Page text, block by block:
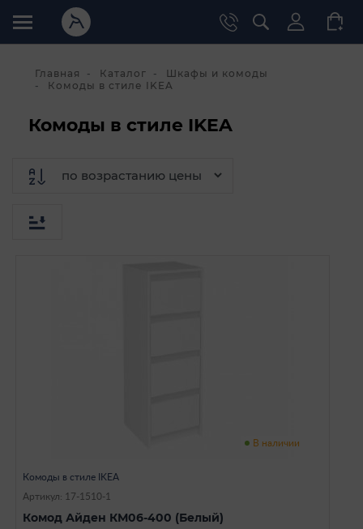
Главная Каталог
Шкафы и комоды
Комоды в стиле IKEA
Комоды в стиле IKEA
В наличии
Комоды в стиле IKEA
Артикул: 17-1510-1
Комод Айден КМ06-400 (Белый)